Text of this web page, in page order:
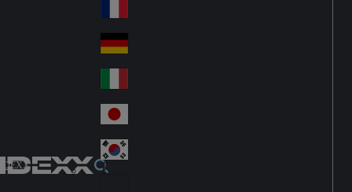
IDEXX
d
Fra
nc
e
Ge
an
y
Ital
y
Jap
an
Ko